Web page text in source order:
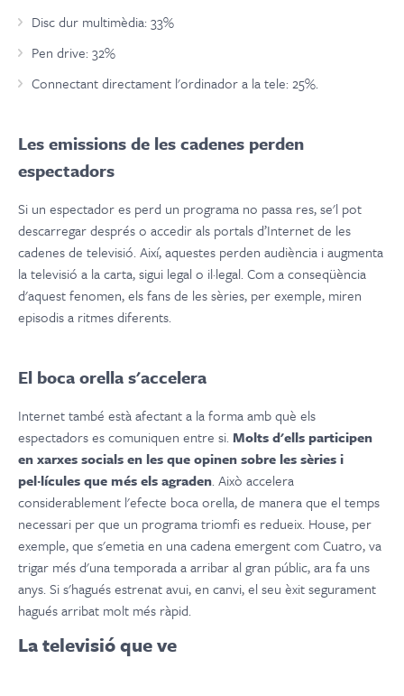
Disc dur multimèdia: 33%
Pen drive: 32%
Connectant directament l'ordinador a la tele: 25%.
Les emissions de les cadenes perden
espectadors
Si un espectador es perd un programa no passa res, se'l pot
descarregar després o accedir als portals d’Internet de les
cadenes de televisió. Així, aquestes perden audiència i augmenta
la televisió a la carta, sigui legal o il·legal. Com a conseqüència
d'aquest fenomen, els fans de les sèries, per exemple, miren
episodis a ritmes diferents.
El boca orella s'accelera
Internet també està afectant a la forma amb què els
espectadors es comuniquen entre si.Molts d'ells participen
en xarxes socials en les que opinen sobre les sèries i
pel·lícules que més els agraden. Això accelera
considerablement l'efecte boca orella, de manera que el temps
necessari per que un programa triomfi es redueix. House, per
exemple, que s'emetia en una cadena emergent com Cuatro, va
trigar més d'una temporada a arribar al gran públic, ara fa uns
anys. Si s'hagués estrenat avui, en canvi, el seu èxit segurament
hagués arribat molt més ràpid.
La televisió que ve